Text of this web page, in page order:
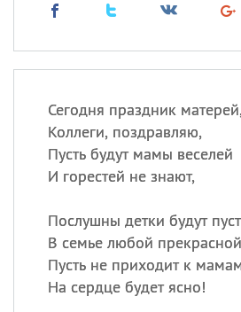
Сегодня праздник
Коллеги, поздравляю,
Пусть будут мамы веселей
И горестей не знают,
Послушны детки будут
В семье любой
Пусть не приходит к
На сердце будет ясно!